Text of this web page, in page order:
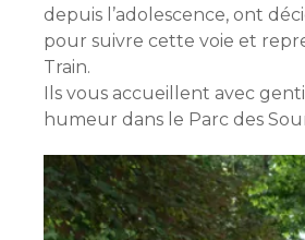
depuis l’adolescence, ont
pour suivre cette voie et
Train.
Ils vous accueillent avec
humeur dans le Parc des